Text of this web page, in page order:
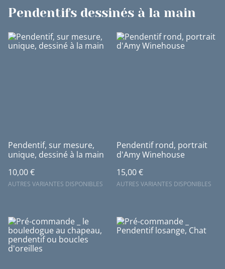
Pendentifs dessinés à la main
Pendentif, sur mesure,
unique, dessiné à la main
10,00 €
AUTRES VARIANTES DISPONIBLES
Pendentif rond, portrait
d'Amy Winehouse
15,00 €
AUTRES VARIANTES DISPONIBLES